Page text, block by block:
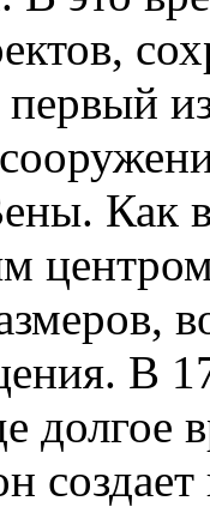
Как
В
долгое